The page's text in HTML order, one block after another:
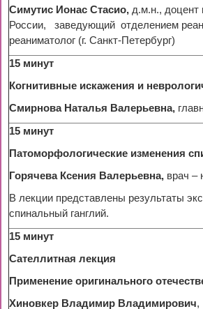
Симутис Ионас Стасио, д.м.н.,
России, заведующий отделением
реаниматолог (г. Санкт-Петербург)
15 минут
Когнитивные искажения и
Смирнова Наталья Валерьевна,
15 минут
Патоморфологические изменения
Горячева Ксения Валерьевна, врач –
В лекции представлены результаты
спинальный ганглий.
15 минут
Сателлитная лекция
Применение оригинального
Хиновкер Владимир Владимирович,